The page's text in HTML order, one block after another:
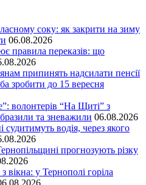
соку: як закрити на зиму
06.08.2026
правила переказів: що
припинять надсилати пенсії
зробити до 15 вересня
волонтерів “На Щиті” з
та зневажили 06.08.2026
водія, через якого
прогнозують різку
у Тернополі горіла